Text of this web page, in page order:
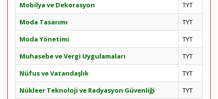
Mobilya ve Dekorasyon
TYT
Moda Tasarımı
TYT
Moda Yönetimi
TYT
Muhasebe ve Vergi Uygulamaları
TYT
Nüfus ve Vatandaşlık
TYT
Nükleer Teknoloji ve Radyasyon Güvenliği
TYT